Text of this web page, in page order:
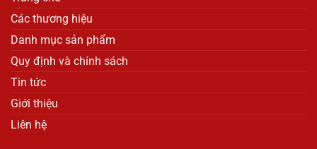
Các thương hiệu
Danh mục sản phẩm
Quy định và chính sách
Tin tức
Giới thiệu
Liên hệ